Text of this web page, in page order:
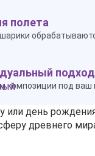
полета
подход
композиции под
или день
древнего